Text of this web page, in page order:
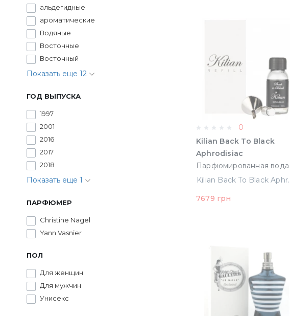
альдегидные
ароматические
Водяные
Восточные
Восточный
Показать еще 12
ГОД ВЫПУСКА
1997
2001
2016
2017
2018
Показать еще 1
ПАРФЮМЕР
Christine Nagel
Yann Vasnier
ПОЛ
Для женщин
Для мужчин
Унисекс
0
Kilian Back To Black
Aphrodisiac
Парфюмированная вода
100 ml Тестер-рефил БезKilian Back To Black
7679 грн